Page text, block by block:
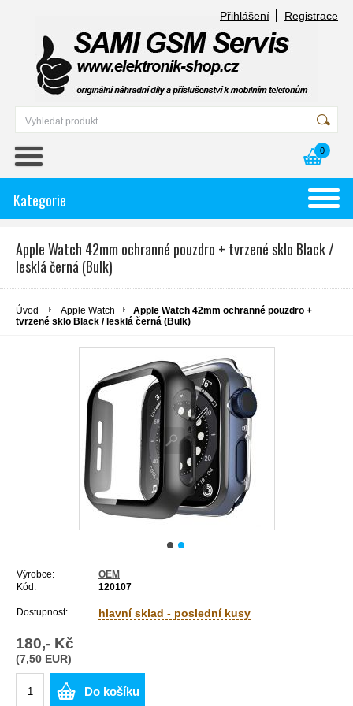
Přihlášení Registrace
0
Kategorie
Apple Watch 42mm ochranné pouzdro + tvrzené sklo Black /
lesklá černá (Bulk)
Úvod Apple Watch
Apple Watch 42mm ochranné pouzdro +
tvrzené sklo Black / lesklá černá (Bulk)
Výrobce:
OEM
Kód:
120107
Dostupnost: hlavní sklad - poslední kusy
180,- Kč
(7,50 EUR)
Do košíku